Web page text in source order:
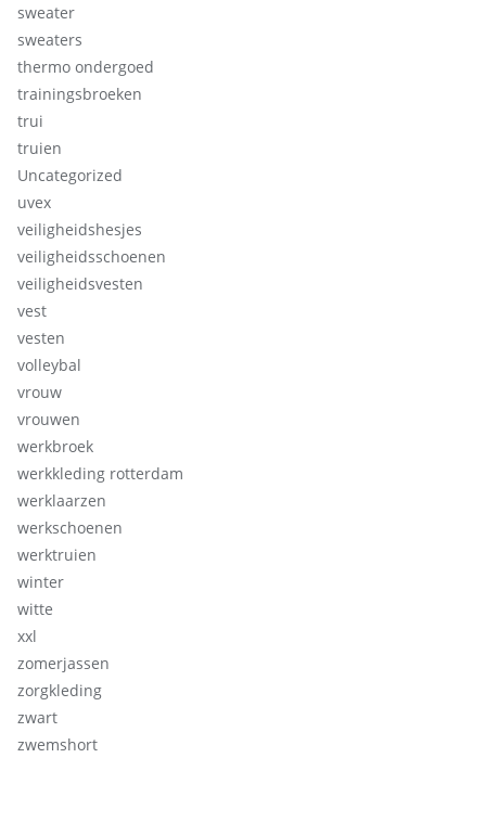
sweater
sweaters
thermo ondergoed
trainingsbroeken
trui
truien
Uncategorized
uvex
veiligheidshesjes
veiligheidsschoenen
veiligheidsvesten
vest
vesten
volleybal
vrouw
vrouwen
werkbroek
werkkleding rotterdam
werklaarzen
werkschoenen
werktruien
winter
witte
xxl
zomerjassen
zorgkleding
zwart
zwemshort